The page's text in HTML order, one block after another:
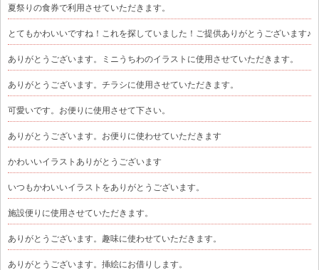
夏祭りの食券で利用させていただきます。
とてもかわいいですね！これを探していました！ご提供ありがとうございます♪
ありがとうございます。ミニうちわのイラストに使用させていただきます。
ありがとうございます。チラシに使用させていただきます。
可愛いです。お便りに使用させて下さい。
ありがとうございます。お便りに使わせていただきます
かわいいイラストありがとうございます
いつもかわいいイラストをありがとうございます。
施設便りに使用させていただきます。
ありがとうございます。趣味に使わせていただきます。
ありがとうございます。挿絵にお借りします。